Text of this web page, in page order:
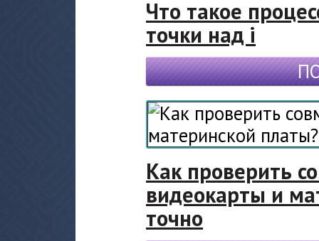
Что такое
точки над i
Как проверить
видеокарты и
точно